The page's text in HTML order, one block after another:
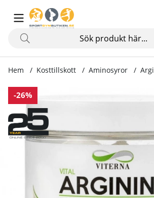
Hem Kosttillskott Aminosyror
-26%
Produktbilder Arginine, 90 tabletter